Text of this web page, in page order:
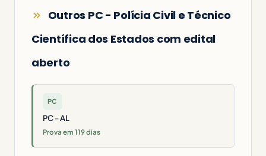
Outros PC - Polícia Civil e Técnico
Científica dos Estados com edital
aberto
PC
PC - AL
Prova em 119 dias